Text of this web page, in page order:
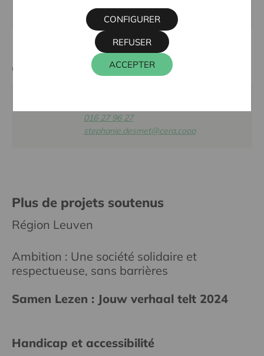
www.opendoek.be
Cera contact
016 27 96 27
stephanie.desmet@cera.coop
Plus de projets soutenus
Région Leuven
Ambition : Une société solidaire et
respectueuse, sans barrières
Samen Lezen : Jouw verhaal telt 2024
Handicap et accessibilité
ACCEPTER
REFUSER
CONFIGURER